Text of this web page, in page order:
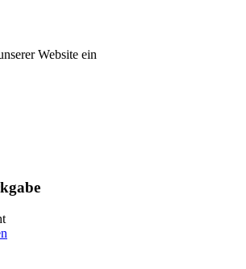
Website ein